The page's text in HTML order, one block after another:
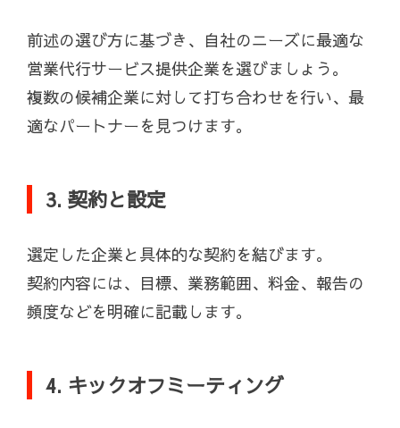
前述の選び方に基づき、自社のニーズに最適な
営業代行サービス提供企業を選びましょう。
複数の候補企業に対して打ち合わせを行い、最
適なパートナーを見つけます。
3. 契約と設定
選定した企業と具体的な契約を結びます。
契約内容には、目標、業務範囲、料金、報告の
頻度などを明確に記載します。
4. キックオフミーティング